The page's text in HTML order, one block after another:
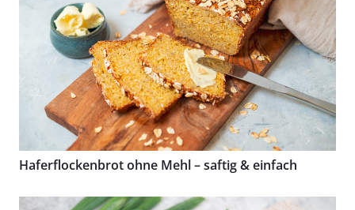
Haferflockenbrot ohne Mehl – saftig & einfach